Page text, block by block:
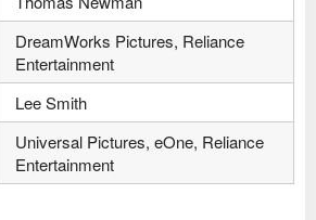
DreamWorks Pictures, Reliance
Entertainment
Lee Smith
Universal Pictures, eOne, Reliance
Entertainment